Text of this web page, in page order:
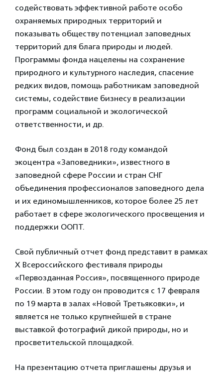
содействовать эффективной работе особо
охраняемых природных территорий и
показывать обществу потенциал заповедных
территорий для блага природы и людей.
Программы фонда нацелены на сохранение
природного и культурного наследия, спасение
редких видов, помощь работникам заповедной
системы, содействие бизнесу в реализации
программ социальной и экологической
ответственности, и др.
Фонд был создан в 2018 году командой
экоцентра «Заповедники», известного в
заповедной сфере России и стран СНГ
объединения профессионалов заповедного дела
и их единомышленников, которое более 25 лет
работает в сфере экологического просвещения и
поддержки ООПТ.
Свой публичный отчет фонд представит в рамках
X Всероссийского фестиваля природы
«Первозданная Россия», посвященного природе
России. В этом году он проводится с 17 февраля
по 19 марта в залах «Новой Третьяковки», и
является не только крупнейшей в стране
выставкой фотографий дикой природы, но и
просветительской площадкой.
На презентацию отчета приглашены друзья и